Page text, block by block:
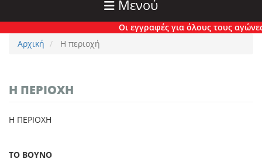
Μενού
Οι εγγραφές για όλους τους αγώνες
Αρχική
Η περιοχή
Η ΠΕΡΙΟΧΉ
Η ΠΕΡΙΟΧΗ
ΤΟ ΒΟΥΝΟ